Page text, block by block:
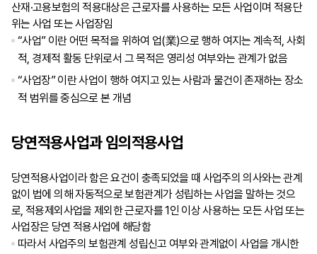
산재·고용보험의 적용대상은 근로자를 사용하는 모든 사업이며 적용단
위는 사업 또는 사업장임
“사업” 이란 어떤 목적을 위하여 업(業)으로 행하 여지는 계속적, 사회
적, 경제적 활동 단위로서 그 목적은 영리성 여부와는 관계가 없음
“사업장” 이란 사업이 행하 여지고 있는 사람과 물건이 존재하는 장소
적 범위를 중심으로 본 개념
당연적용사업과 임의적용사업
당연적용사업이라 함은 요건이 충족되었을 때 사업주의 의사와는 관계
없이 법에 의해 자동적으로 보험관계가 성립하는 사업을 말하는 것으
로, 적용제외사업을 제외한 근로자를 1인 이상 사용하는 모든 사업 또는
사업장은 당연 적용사업에 해당함
따라서 사업주의 보험관계 성립신고 여부와 관계없이 사업을 개시한